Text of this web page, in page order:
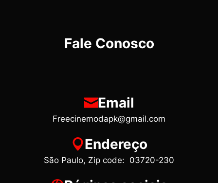
Fale Conosco
Email
Freecinemodapk@gmail.com
Endereço
São Paulo, Zip code: 03720-230